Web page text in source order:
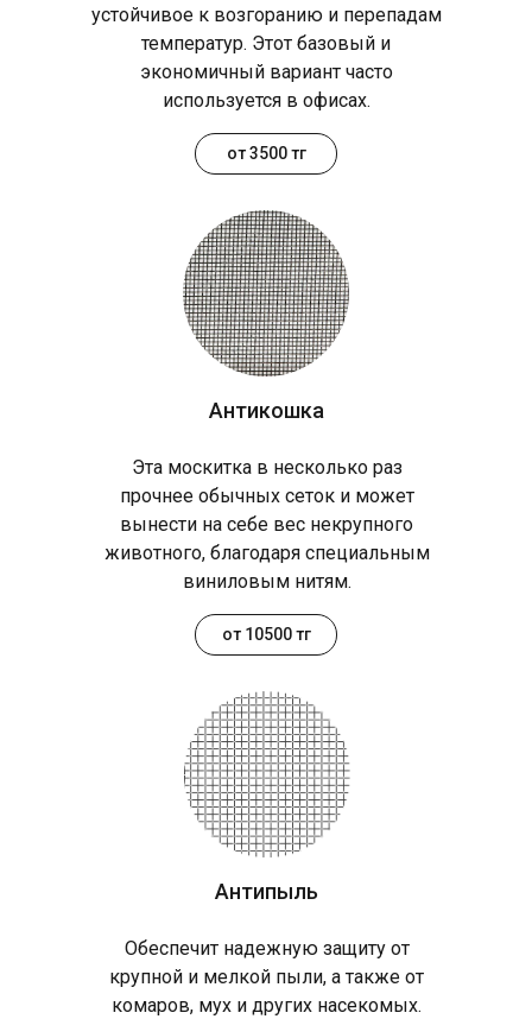
Антикошка
Антипыль
устойчивое к возгоранию и перепадам
температур. Этот базовый и
экономичный вариант часто
используется в офисах.
Эта москитка в несколько раз
прочнее обычных сеток и может
вынести на себе вес некрупного
животного, благодаря специальным
виниловым нитям.
Обеспечит надежную защиту от
крупной и мелкой пыли, а также от
комаров, мух и других насекомых.
от 3500 тг
от 10500 тг